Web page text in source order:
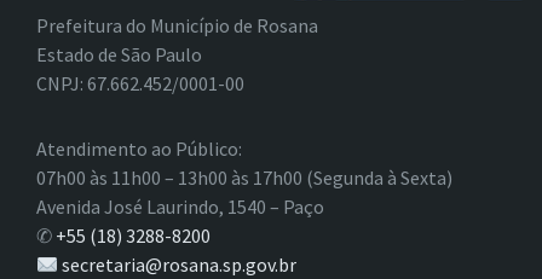
Prefeitura do Município de Rosana
Estado de São Paulo
CNPJ: 67.662.452/0001-00
Atendimento ao Público:
07h00 às 11h00 – 13h00 às 17h00 (Segunda à Sexta)
Avenida José Laurindo, 1540 – Paço
✆ +55 (18) 3288-8200
secretaria@rosana.sp.gov.br